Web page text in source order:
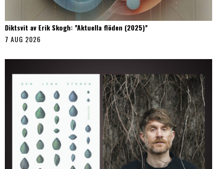
Diktsvit av Erik Skogh: ”Aktuella flöden (2025)”
7 AUG 2026